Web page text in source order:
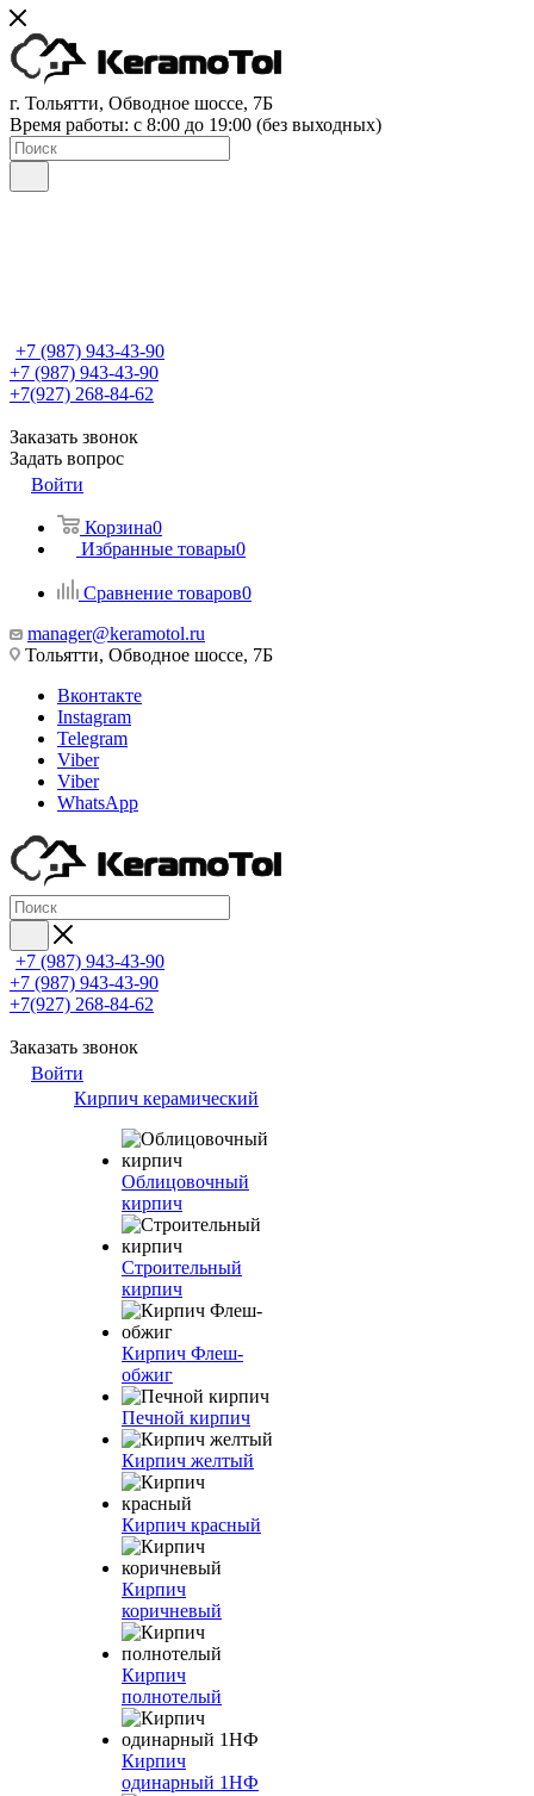
г. Тольятти, Обводное шоссе, 7Б
Время работы: c 8:00 до 19:00 (без выходных)
+7 (987) 943-43-90
+7 (987) 943-43-90
+7(927) 268-84-62
Заказать звонок
Задать вопрос
Войти
Корзина0
Избранные товары0
Сравнение товаров0
manager@keramotol.ru
Тольятти, Обводное шоссе, 7Б
Вконтакте
Instagram
Telegram
Viber
Viber
WhatsApp
+7 (987) 943-43-90
+7 (987) 943-43-90
+7(927) 268-84-62
Заказать звонок
Войти
Кирпич керамический
Облицовочный
кирпич
Строительный
кирпич
Кирпич Флеш-
обжиг
Печной кирпич
Кирпич желтый
Кирпич красный
Кирпич
коричневый
Кирпич
полнотелый
Кирпич
одинарный 1НФ